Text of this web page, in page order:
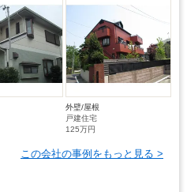
外壁/屋根
戸建住宅
125万円
この会社の事例をもっと見る >